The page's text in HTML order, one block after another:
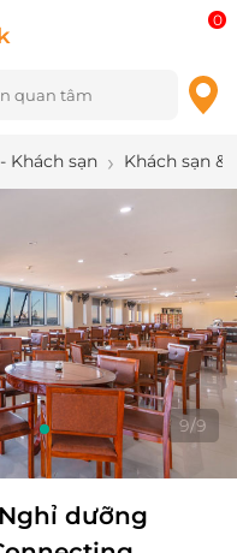
0
Khách sạn Khách sạn &
9/9
dưỡng